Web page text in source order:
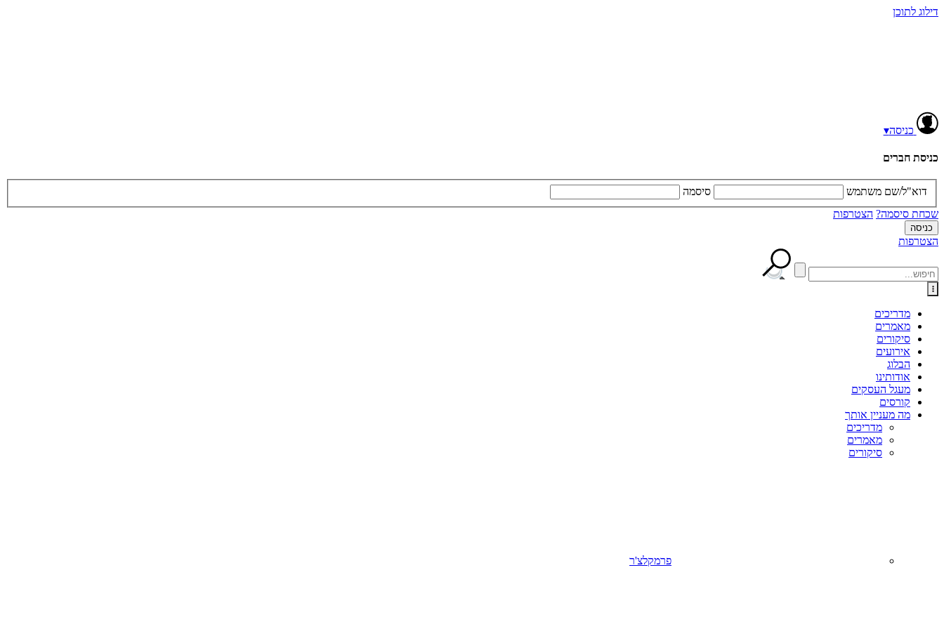
דילוג לתוכן
כניסה▾
כניסת חברים
דוא"ל/שם משתמש
סיסמה
שכחת סיסמה? הצטרפות
הצטרפות
מדריכים
מאמרים
סיקורים
אירועים
הבלוג
אודותינו
מעגל העסקים
קורסים
מה מעניין אותך
מדריכים
מאמרים
סיקורים
פרמקלצ'ר